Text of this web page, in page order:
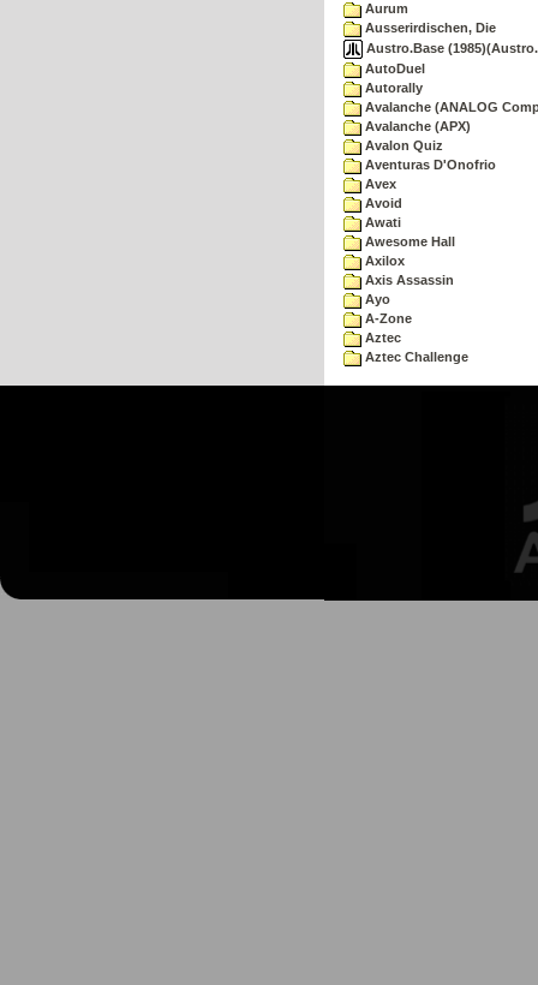
Aurum
Ausserirdischen, Die
Austro.Base
AutoDuel
Autorally
Avalanche (ANALOG
Avalanche (APX)
Avalon Quiz
Aventuras D'Onofrio
Avex
Avoid
Awati
Awesome Hall
Axilox
Axis Assassin
Ayo
A-Zone
Aztec
Aztec Challenge